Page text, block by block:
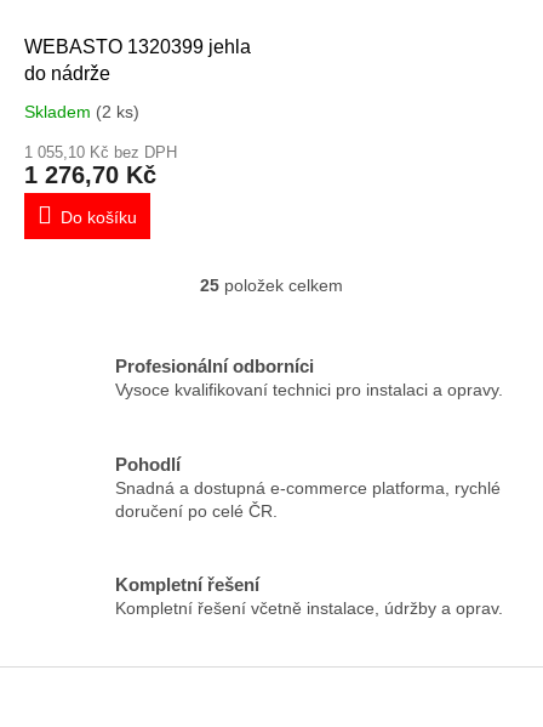
WEBASTO 1320399 jehla
do nádrže
Skladem (2 ks)
1 055,10 Kč bez DPH
1 276,70 Kč
Do košíku
O
á
d
r
v
ý
i
25 položek celkem
Profesionální odborníci
Vysoce kvalifikovaní technici pro instalaci a opravy.
Pohodlí
Snadná a dostupná e-commerce platforma, rychlé
doručení po celé ČR.
Kompletní řešení
Kompletní řešení včetně instalace, údržby a oprav.